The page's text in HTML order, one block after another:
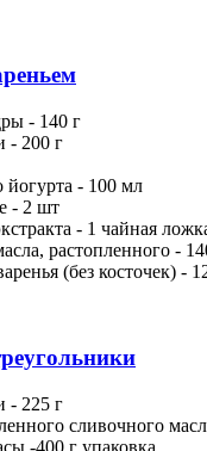
- 140 г
- 200 г
йогурта - 100 мл
- 2 шт
- 1 чайная
растопленного -
(без косточек) -
- 225 г
сливочного
-400 г упаковка